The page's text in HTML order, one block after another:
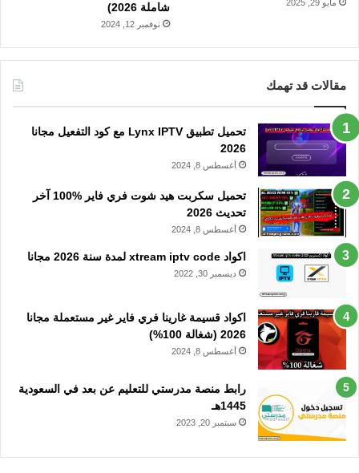
مايو 29, 2025
شاملة 2026)
نوفمبر 12, 2024
مقالات قد تهمك
تحميل تطبيق Lynx IPTV مع كود التفعيل مجانا
2026
أغسطس 8, 2024
تحميل سكربت هيد شوت فري فاير %100 آخر
تحديث 2026
أغسطس 8, 2024
اكواد xtream iptv code لمدة سنة 2026 مجانا
ديسمبر 30, 2022
اكواد قسيمة غارينا فري فاير غير مستعملة مجانا
2026 (شغالة 100%)
أغسطس 8, 2024
رابط منصة مدرستي للتعليم عن بعد في السعودية
1445هـ
سبتمبر 20, 2023